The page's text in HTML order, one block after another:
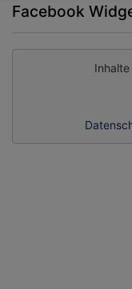
Facebook